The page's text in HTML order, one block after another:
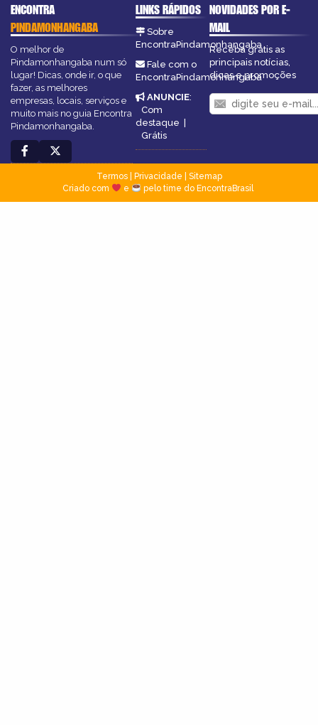
ENCONTRA
PINDAMONHANGABA
O melhor de
Pindamonhangaba num só
lugar! Dicas, onde ir, o que
fazer, as melhores
empresas, locais, serviços e
muito mais no guia Encontra
Pindamonhangaba.
LINKS RÁPIDOS
Sobre
EncontraPindamonhangaba
Fale com o
EncontraPindamonhangaba
ANUNCIE:
Com
destaque |
Grátis
NOVIDADES POR E-
MAIL
Receba grátis as
principais notícias,
dicas e promoções
Termos| Privacidade
Sitemap
Criado com
e pelo time do EncontraBrasil